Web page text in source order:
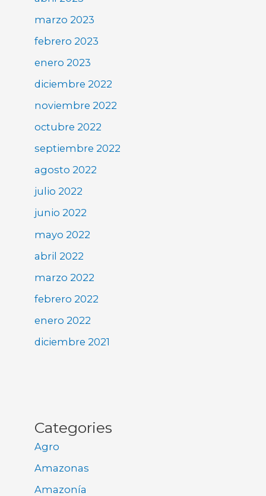
marzo 2023
febrero 2023
enero 2023
diciembre 2022
noviembre 2022
octubre 2022
septiembre 2022
agosto 2022
julio 2022
junio 2022
mayo 2022
abril 2022
marzo 2022
febrero 2022
enero 2022
diciembre 2021
Categories
Agro
Amazonas
Amazonía